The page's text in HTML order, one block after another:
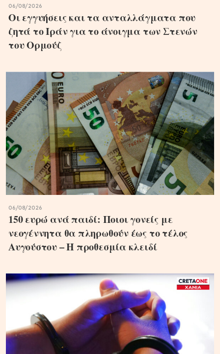
06/08/2026
Οι εγγυήσεις και τα ανταλλάγματα που
ζητά το Ιράν για το άνοιγμα των Στενών
του Ορμούζ
06/08/2026
150 ευρώ ανά παιδί: Ποιοι γονείς με
νεογέννητα θα πληρωθούν έως το τέλος
Αυγούστου – Η προθεσμία κλειδί